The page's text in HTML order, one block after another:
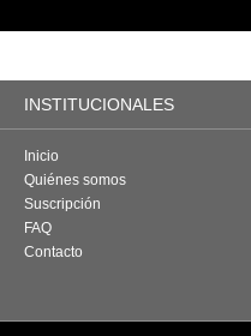
INSTITUCIONALES
Inicio
Quiénes somos
Suscripción
FAQ
Contacto